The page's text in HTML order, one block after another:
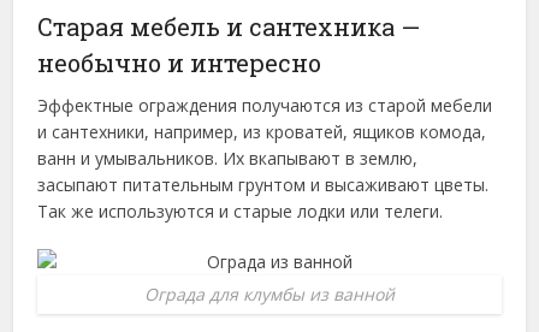
Старая мебель и сантехника —
необычно и интересно
Эффектные ограждения получаются из старой мебели
и сантехники, например, из кроватей, ящиков комода,
ванн и умывальников. Их вкапывают в землю,
засыпают питательным грунтом и высаживают цветы.
Так же используются и старые лодки или телеги.
Ограда для клумбы из ванной